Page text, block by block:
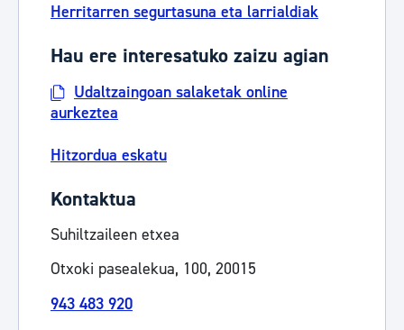
Herritarren segurtasuna eta larrialdiak
Hau ere interesatuko zaizu agian
Udaltzaingoan salaketak online
aurkeztea
Hitzordua eskatu
Kontaktua
Suhiltzaileen etxea
Otxoki pasealekua, 100, 20015
943 483 920